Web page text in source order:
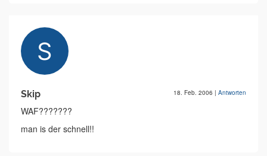
Skip 18. Feb. 2006 | Antworten
WAF???????
man is der schnell!!